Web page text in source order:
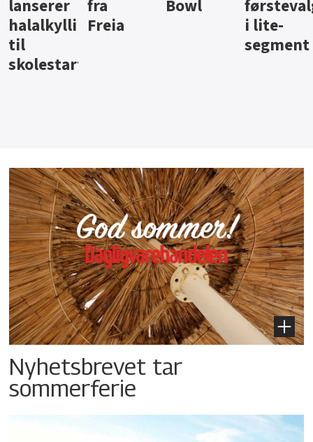
Bowl
førstevalg
i lite-
Berentsen Hansa
Nyhetsbrevet tar
sommerferie